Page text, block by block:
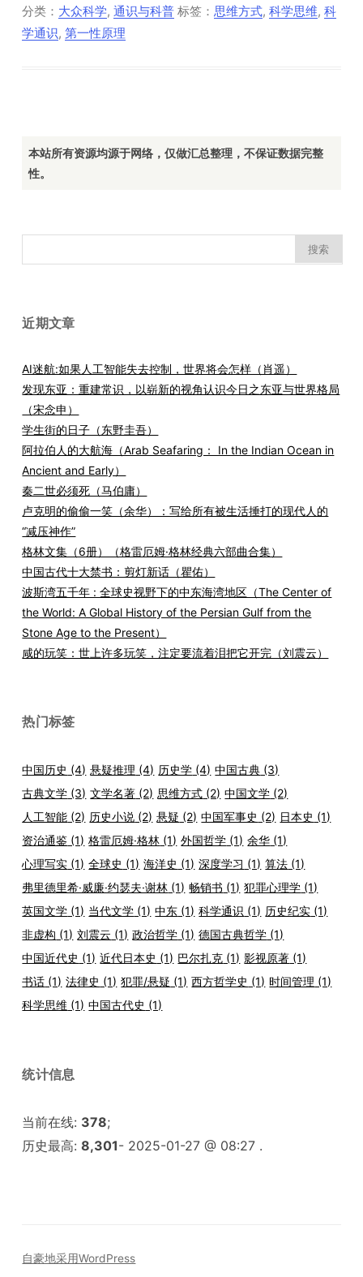
分类： 大众科学,通识与科普 标签： 思维方式,科学思维,科
学通识,第一性原理
本站所有资源均源于网络，仅做汇总整理，不保证数据完整
性。
索：
近期文章
AI迷航:如果人工智能失去控制，世界将会怎样（肖遥）
发现东亚：重建常识，以崭新的视角认识今日之东亚与世界格局
（宋念申）
学生街的日子（东野圭吾）
阿拉伯人的大航海（Arab Seafaring： In the Indian Ocean in
Ancient and Early）
秦二世必须死（马伯庸）
卢克明的偷偷一笑（余华）：写给所有被生活捶打的现代人的
“减压神作”
格林文集（6册）（格雷厄姆·格林经典六部曲合集）
中国古代十大禁书：剪灯新话（瞿佑）
波斯湾五千年 : 全球史视野下的中东海湾地区（The Center of
the World: A Global History of the Persian Gulf from the
Stone Age to the Present）
咸的玩笑：世上许多玩笑，注定要流着泪把它开完（刘震云）
热门标签
中国历史 (4) 悬疑推理 (4) 历史学 (4) 中国古典 (3)
古典文学 (3) 文学名著 (2) 思维方式 (2) 中国文学 (2)
人工智能 (2) 历史小说 (2) 悬疑 (2) 中国军事史 (2) 日本史 (1)
资治通鉴 (1) 格雷厄姆·格林 (1) 外国哲学 (1) 余华 (1)
心理写实 (1) 全球史 (1) 海洋史 (1) 深度学习 (1) 算法 (1)
弗里德里希·威廉·约瑟夫·谢林 (1) 畅销书 (1) 犯罪心理学 (1)
英国文学 (1) 当代文学 (1) 中东 (1) 科学通识 (1) 历史纪实 (1)
非虚构 (1) 刘震云 (1) 政治哲学 (1) 德国古典哲学 (1)
中国近代史 (1) 近代日本史 (1) 巴尔扎克 (1) 影视原著 (1)
书话 (1) 法律史 (1) 犯罪/悬疑 (1) 西方哲学史 (1) 时间管理 (1)
科学思维 (1) 中国古代史 (1)
统计信息
当前在线: 378;
历史最高:8,301- 2025-01-27 @ 08:27 .
自豪地采用WordPress